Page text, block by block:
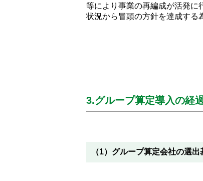
等により事業の再編成が活発に
状況から冒頭の方針を達成する
3.グループ算定導入の経
（1）グループ算定会社の選出